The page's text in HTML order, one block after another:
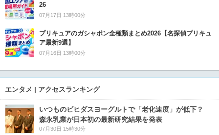
26
07月17日 13時00分
プリキュアのガシャポン全種類まとめ2026【名探偵プリキュ
ア最新9選】
07月16日 13時00分
エンタメ | アクセスランキング
いつものビヒダスヨーグルトで「老化速度」が低下？
森永乳業が日本初の最新研究結果を発表
07月30日 15時30分